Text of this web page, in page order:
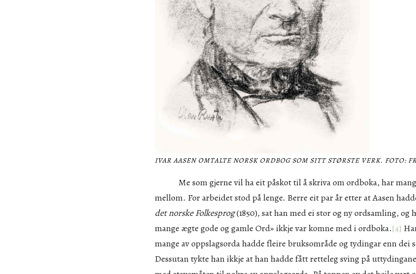
IVAR AASEN OMTALTE NORSK ORDBOG SOM SITT STØRSTE VERK. FOTO:
Me som gjerne vil ha eit påskot til å skriva om ordboka, har
mellom. For arbeidet stod på lenge. Berre eit par år etter at Aasen
det norske Folkesprog(1850), sat han med ei stor og ny ordsamling, og
mange ægte gode og gamle Ord» ikkje var komne med i ordboka.[4]
mange av oppslagsorda hadde fleire bruksområde og tydingar enn dei
Dessutan tykte han ikkje at han hadde fått retteleg sving på